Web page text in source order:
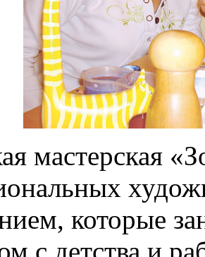
мастерская
которые
с детства и